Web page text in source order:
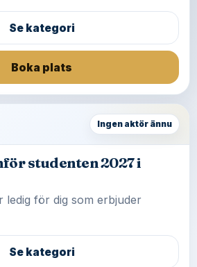
Se kategori
Boka plats
Ingen aktör ännu
studenten 2027 i
ledig för dig som erbjuder
Se kategori